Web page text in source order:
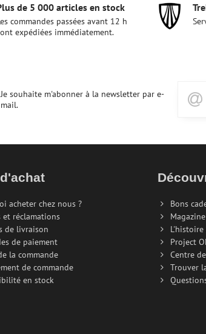
de 5 000 articles en stock
commandes passées avant 12 h
expédiées immédiatement.
Je souhaite m'abonner à la newsletter par e-
mail.
acheter chez nous ?
et réclamations
de livraison
de paiement
la commande
de commande
en stock
Bons
L'histoire
Project
Centre
Trouver